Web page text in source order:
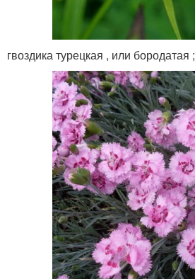
гвоздика турецкая , или бородатая ;